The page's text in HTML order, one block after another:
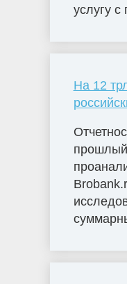
услугу
На 12